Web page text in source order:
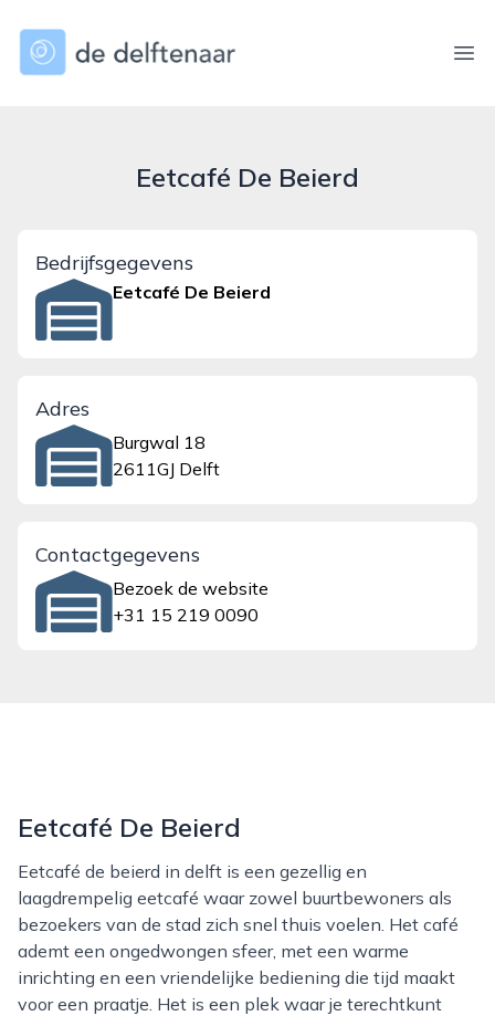
dedelftenaar.nl
Eetcafé De Beierd
Bedrijfsgegevens
Eetcafé De Beierd
Adres
Burgwal 18
2611GJ Delft
Contactgegevens
Bezoek de website
+31 15 219 0090
Eetcafé De Beierd
Eetcafé de beierd in delft is een gezellig en
laagdrempelig eetcafé waar zowel buurtbewoners als
bezoekers van de stad zich snel thuis voelen. Het café
ademt een ongedwongen sfeer, met een warme
inrichting en een vriendelijke bediening die tijd maakt
voor een praatje. Het is een plek waar je terechtkunt